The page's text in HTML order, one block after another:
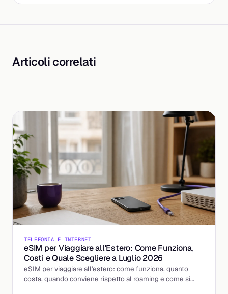
Articoli correlati
TELEFONIA E INTERNET
eSIM per Viaggiare all'Estero: Come Funziona,
Costi e Quale Scegliere a Luglio 2026
eSIM per viaggiare all'estero: come funziona, quanto
costa, quando conviene rispetto al roaming e come si
attiva. La guida per scegliere bene.